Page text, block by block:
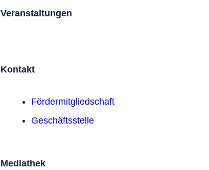
Veranstaltungen
Kontakt
Förder­mitgliedschaft
Geschäftsstelle
Mediathek